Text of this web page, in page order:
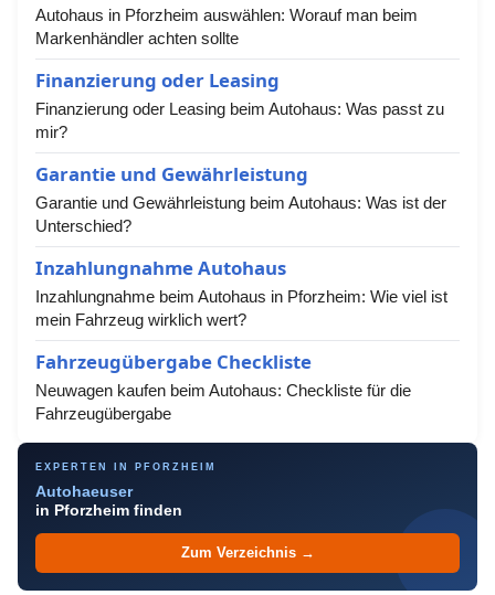
Autohaus in Pforzheim auswählen: Worauf man beim
Markenhändler achten sollte
Finanzierung oder Leasing
Finanzierung oder Leasing beim Autohaus: Was passt zu
mir?
Garantie und Gewährleistung
Garantie und Gewährleistung beim Autohaus: Was ist der
Unterschied?
Inzahlungnahme Autohaus
Inzahlungnahme beim Autohaus in Pforzheim: Wie viel ist
mein Fahrzeug wirklich wert?
Fahrzeugübergabe Checkliste
Neuwagen kaufen beim Autohaus: Checkliste für die
Fahrzeugübergabe
EXPERTEN IN PFORZHEIM
Autohaeuser
in Pforzheim finden
Zum Verzeichnis →